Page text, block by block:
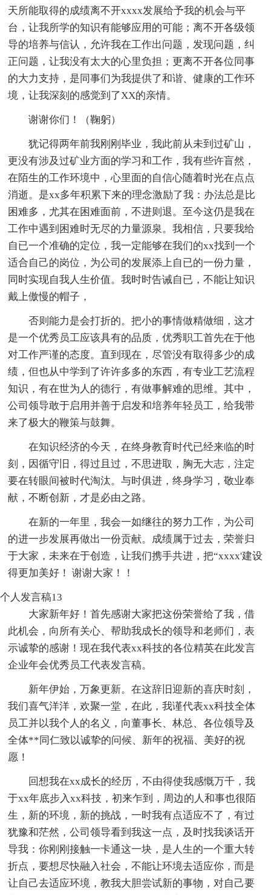
天所能取得的成绩离不开xxxx发展给予我的机会与平
台，让我所学的知识有能够应用的可能；离不开各级领
导的培养与信认，允许我在工作出问题，发现问题，纠
正问题，让我没有太大的心里负担；更离不开各位同事
的大力支持，是同事们为我提供了和谐、健康的工作环
境，让我深刻的感觉到了XX的亲情。
谢谢你们！（鞠躬）
犹记得两年前我刚刚毕业，我此前从未到过矿山，
更没有涉及过矿业方面的学习和工作，我有些许盲然，
在陌生的工作环境中，心里面的自信心随着时光在点点
消逝。是xx多年积累下来的理念激励了我：办法总是比
困难多，尤其在困难面前，不进则退。至今这仍是我在
工作中遇到困难时无尽的力量源泉。我相信，只要我给
自已一个准确的定位，我一定能够在我们的xx找到一个
适合自己的岗位，为公司的发展添上自已的一份力量，
同时实现自我人生价值。我时时告诫自已，不能让知识
戴上傲慢的帽子，
否则能力是会打折的。把小的事情做精做细，这才
是一个优秀员工应该具有的品质，优秀职工首先在于他
对工作严谨的态度。直到现在，尽管没有取得多少的成
绩，但也从中学到了许许多多的东西，有专业工艺流程
知识，有在世为人的德行，有做事解难的思维。其中，
公司领导敢于启用并善于启发和培养年轻员工，给我带
来了极大的鞭策与鼓舞。
在知识经济的今天，在终身教育时代已经来临的时
刻，因循守旧，得过且过，不思进取，胸无大志，注定
要在转眼间被时代淘汰。与时俱进，终身学习，敬业奉
献，不断创新，才是必由之路。
在新的一年里，我会一如继往的努力工作，为公司
的进一步发展再做出一份贡献。成绩属于过去，荣誉归
于大家，未来在于创造，让我们携手共进，把“xxxx'建设
得更加美好！ 谢谢大家！！
个人发言稿13
大家新年好！首先感谢大家把这份荣誉给了我，借
此机会，向所有关心、帮助我成长的领导和老师们，表
示诚挚的感谢！现在我代表xx科技的各位精英在此发言
企业年会优秀员工代表发言稿。
新年伊始，万象更新。在这辞旧迎新的喜庆时刻，
我们喜气洋洋，欢聚一堂，在此，我谨代表xx科技全体
员工并以我个人的名义，向董事长、林总、各位领导及
全体**同仁致以诚挚的问候、新年的祝福、美好的祝
愿！
回想我在xx成长的经历，不由得使我感慨万千，我
于xx年底步入xx科技，初来乍到，周边的人和事也很陌
生，新的环境，新的挑战，一时我有点适应不了，有过
犹豫和茫然，公司领导看到我这一点，及时找我谈话开
导我：你刚刚接触一卡通这一块，是人生的一个重大转
折点，要想尽快融入社会，不能让环境去适应你，而是
让自己去适应环境，教我大胆尝试新的事物，对自己要